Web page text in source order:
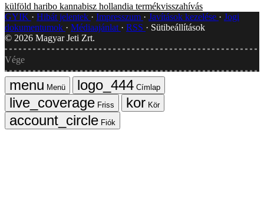
külföld haribo kannabisz hollandia termékvisszahívás
GYIK
Hibát jelentek Impresszum Javítások kezelése
Jogi
dokumentumok
Médiaajánlat RSS
Sütibeállítások
© 2026 Magyar Jeti Zrt.
Vége
Menü
Címlap
Friss
Kör
Fiók